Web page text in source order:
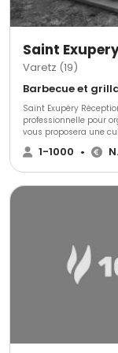
Saint
Varetz (19)
Saint Exupéry
professionnelle pour
vous proposera une
complètement votre
satisfaction.
1-1000 •